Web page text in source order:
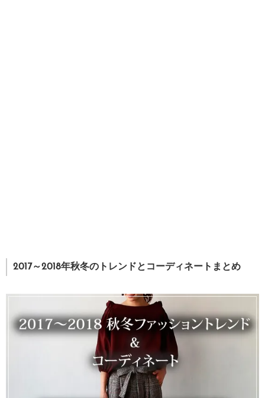
2017～2018年秋冬のトレンドとコーディネートまとめ